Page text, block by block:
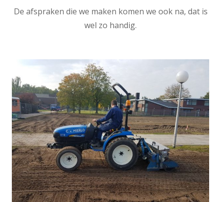
De afspraken die we maken komen we ook na, dat is
wel zo handig.